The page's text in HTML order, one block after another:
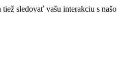
sledovať vašu interakciu s